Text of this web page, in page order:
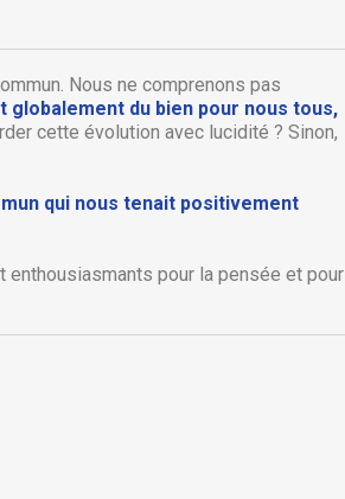
×
×
Nous ne comprenons pas
globalement du bien pour nous tous,
cette évolution avec lucidité ? Sinon,
qui nous tenait positivement
enthousiasmants pour la pensée et pour